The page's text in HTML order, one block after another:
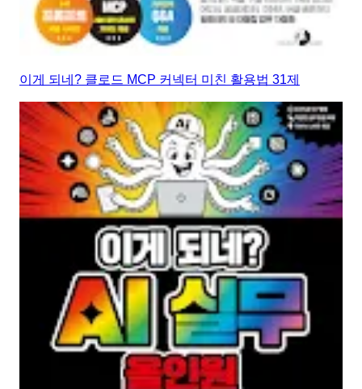
이게 되네? 클로드 MCP 커넥터 미친 활용법 31제